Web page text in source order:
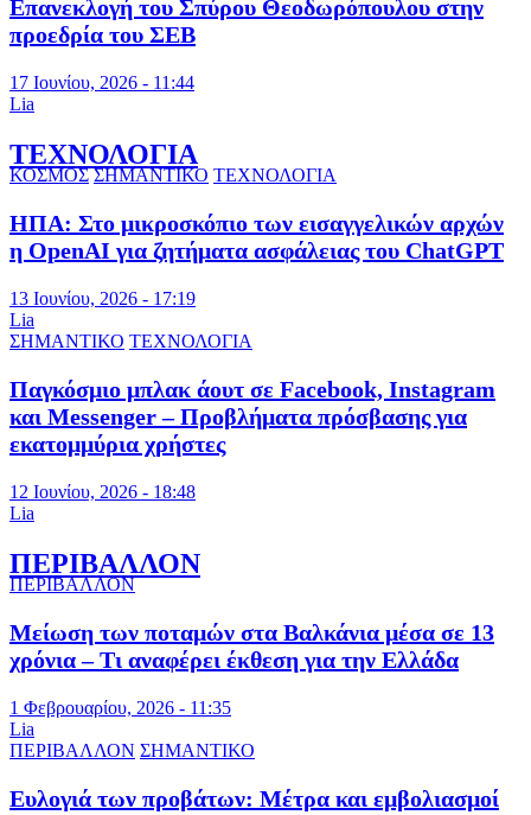
Επανεκλογή του Σπύρου Θεοδωρόπουλου στην
προεδρία του ΣΕΒ
17 Ιουνίου, 2026 - 11:44
Lia
ΤΕΧΝΟΛΟΓΙΑ
ΚΟΣΜΟΣ ΣΗΜΑΝΤΙΚΟ ΤΕΧΝΟΛΟΓΙΑ
ΗΠΑ: Στο μικροσκόπιο των εισαγγελικών αρχών
η OpenAI για ζητήματα ασφάλειας του ChatGPT
13 Ιουνίου, 2026 - 17:19
Lia
ΣΗΜΑΝΤΙΚΟ ΤΕΧΝΟΛΟΓΙΑ
Παγκόσμιο μπλακ άουτ σε Facebook, Instagram
και Messenger – Προβλήματα πρόσβασης για
εκατομμύρια χρήστες
12 Ιουνίου, 2026 - 18:48
Lia
ΠΕΡΙΒΑΛΛΟΝ
ΠΕΡΙΒΑΛΛΟΝ
Μείωση των ποταμών στα Βαλκάνια μέσα σε 13
χρόνια – Τι αναφέρει έκθεση για την Ελλάδα
1 Φεβρουαρίου, 2026 - 11:35
Lia
ΠΕΡΙΒΑΛΛΟΝ ΣΗΜΑΝΤΙΚΟ
Ευλογιά των προβάτων: Μέτρα και εμβολιασμοί